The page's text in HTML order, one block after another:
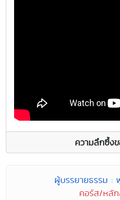
ความลึกซึ้ง
ผู้บรรยายธรรม :
คอร์ส/หลั